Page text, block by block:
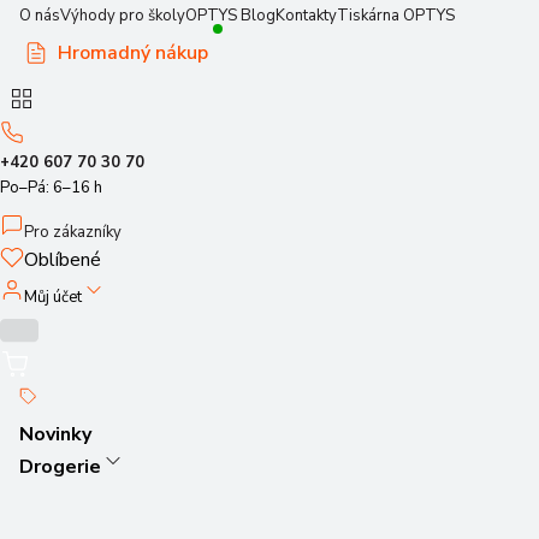
O násVýhody pro školyOPTYS BlogKontaktyTiskárna OPTYS
Hromadný nákup
+420 607 70 30 70
Po–Pá: 6–16 h
Pro zákazníky
Oblíbené
Můj účet
Novinky
Drogerie